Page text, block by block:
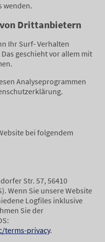
wenden.
von Drittanbietern
Ihr Surf- Verhalten
geschieht vor allem mit
Analyseprogrammen
bei folgendem
Str. 57, 56410
Wenn Sie unsere Website
Logfiles inklusive
Sie der
terms-privacy.